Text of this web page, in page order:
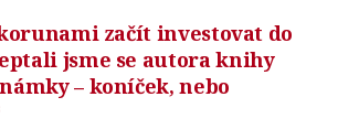
korunami začít investovat do
jsme se autora knihy
– koníček, nebo